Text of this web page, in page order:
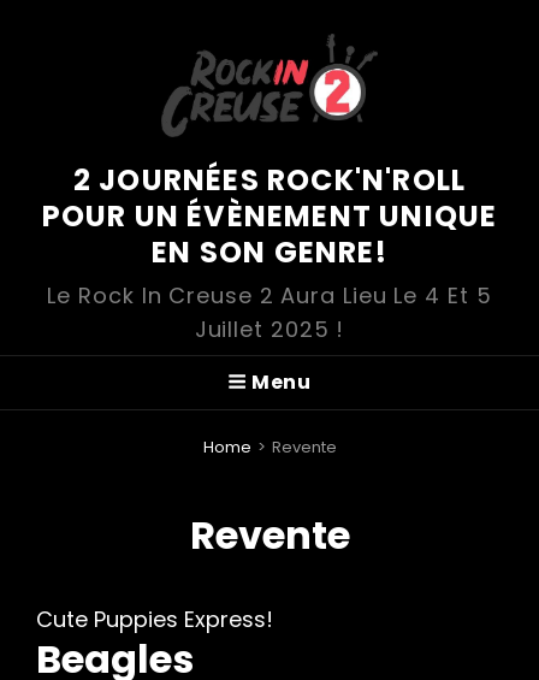
2 JOURNÉES ROCK'N'ROLL
POUR UN ÉVÈNEMENT UNIQUE
EN SON GENRE!
Le Rock In Creuse 2 Aura Lieu Le 4 Et 5
Juillet 2025 !
Menu
Home > Revente
Revente
Cute Puppies Express!
Beagles